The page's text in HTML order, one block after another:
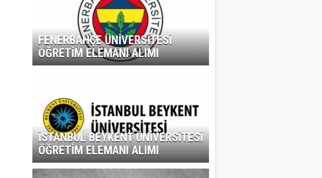
FENERBAHÇE ÜNİVERSİTESİ
ÖĞRETİM ELEMANI ALIMI
İSTANBUL BEYKENT ÜNİVERSİTESİ
ÖĞRETİM ELEMANI ALIMI